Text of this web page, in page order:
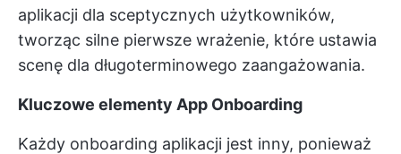
aplikacji dla sceptycznych użytkowników,
tworząc silne pierwsze wrażenie, które ustawia
scenę dla długoterminowego zaangażowania.
Kluczowe elementy App Onboarding
Każdy onboarding aplikacji jest inny, ponieważ